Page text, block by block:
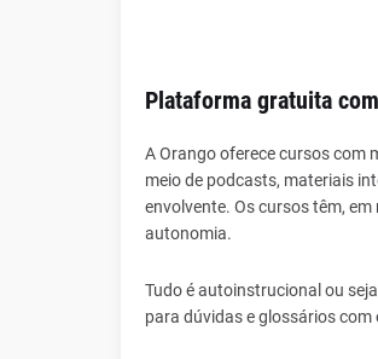
Plataforma gratuita
A Orango oferece cursos com
meio de podcasts, materiais
envolvente. Os cursos têm,
autonomia.
Tudo é autoinstrucional ou
para dúvidas e glossários